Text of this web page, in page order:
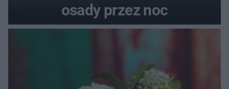
osady przez noc